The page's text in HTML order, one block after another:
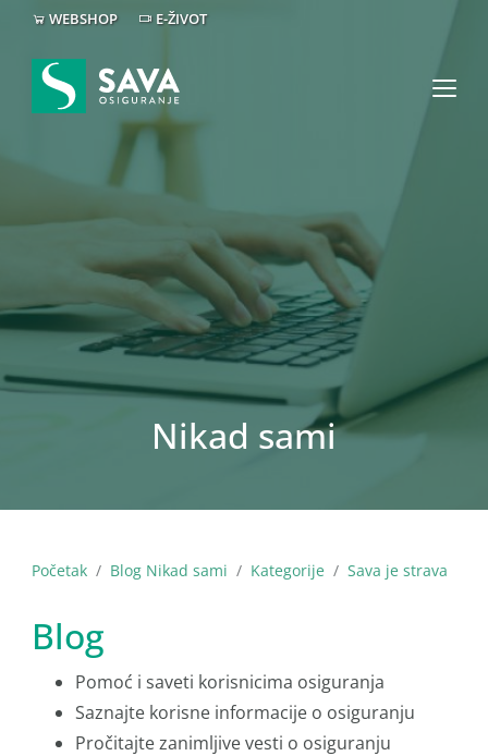
WEBSHOP E-ŽIVOT
Nikad sami
Početak Blog Nikad sami Kategorije Sava je strava
Blog
Pomoć i saveti korisnicima osiguranja
Saznajte korisne informacije o osiguranju
Pročitajte zanimljive vesti o osiguranju